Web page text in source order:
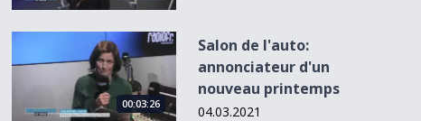
Salon de l&#039;auto: annonciateur d&#039;un nouveau
00:03:26
Salon de l'auto:
annonciateur d'un
nouveau printemps
04.03.2021